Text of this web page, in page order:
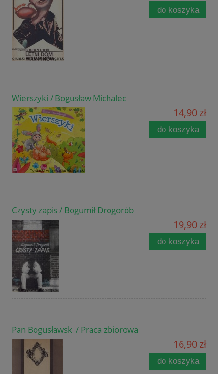
do koszyka
Wierszyki / Bogusław Michalec
14,90 zł
do koszyka
Czysty zapis / Bogumił Drogorób
19,90 zł
do koszyka
Pan Bogusławski / Praca zbiorowa
16,90 zł
do koszyka